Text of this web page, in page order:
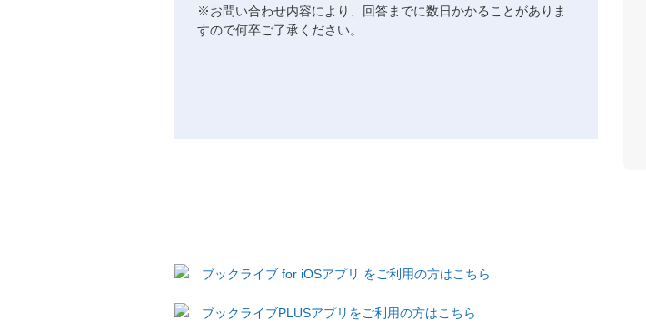
※お問い合わせ内容により、回答までに数日かかることがありま
すので何卒ご了承ください。
ブックライブ for iOSアプリ をご利用の方はこちら
ブックライブPLUSアプリをご利用の方はこちら